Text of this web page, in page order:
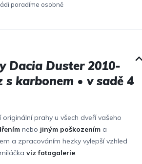
poradíme osobně
Dacia Duster 2010-
s karbonem • v sadě 4
originální prahy u všech dveří vašeho
nebo jiným poškozením a
a zpracováním hezky vylepší vzhled
viz fotogalerie.